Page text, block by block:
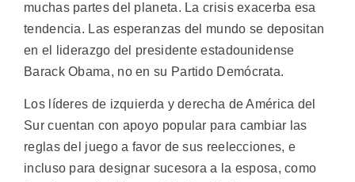
muchas partes del planeta. La crisis exacerba esa
tendencia. Las esperanzas del mundo se depositan
en el liderazgo del presidente estadounidense
Barack Obama, no en su Partido Demócrata.
Los líderes de izquierda y derecha de América del
Sur cuentan con apoyo popular para cambiar las
reglas del juego a favor de sus reelecciones, e
incluso para designar sucesora a la esposa, como